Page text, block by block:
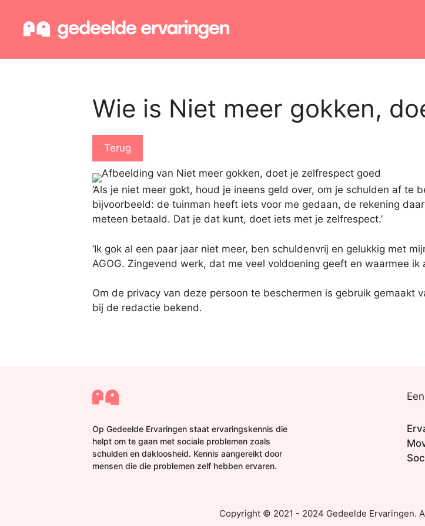
Wie is Niet meer gokken,
Terug
‘Als je niet meer gokt, houd je ineens geld over, om je schulden af te
bijvoorbeeld: de tuinman heeft iets voor me gedaan, de rekening
meteen betaald. Dat je dat kunt, doet iets met je zelfrespect.’
‘Ik gok al een paar jaar niet meer, ben schuldenvrij en gelukkig met
AGOG. Zingevend werk, dat me veel voldoening geeft en waarmee
Om de privacy van deze persoon te beschermen is gebruik gemaakt
bij de redactie bekend.
Op Gedeelde Ervaringen staat ervaringskennis die
helpt om te gaan met sociale problemen zoals
schulden en dakloosheid. Kennis aangereikt door
mensen die die problemen zelf hebben ervaren.
Copyright © 2021 - 2024 Gedeelde Ervaringen.